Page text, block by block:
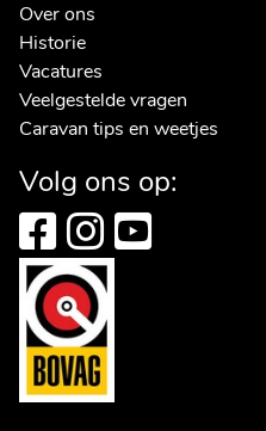
Over ons
Historie
Vacatures
Veelgestelde vragen
Caravan tips en weetjes
Volg ons op: